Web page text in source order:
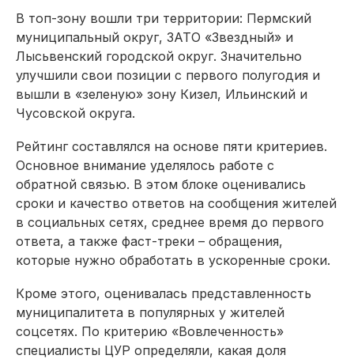
В топ-зону вошли три территории: Пермский
муниципальный округ, ЗАТО «Звездный» и
Лысьвенский городской округ. Значительно
улучшили свои позиции с первого полугодия и
вышли в «зеленую» зону Кизел, Ильинский и
Чусовской округа.
Рейтинг составлялся на основе пяти критериев.
Основное внимание уделялось работе с
обратной связью. В этом блоке оценивались
сроки и качество ответов на сообщения жителей
в социальных сетях, среднее время до первого
ответа, а также фаст-треки – обращения,
которые нужно обработать в ускоренные сроки.
Кроме этого, оценивалась представленность
муниципалитета в популярных у жителей
соцсетях. По критерию «Вовлеченность»
специалисты ЦУР определяли, какая доля